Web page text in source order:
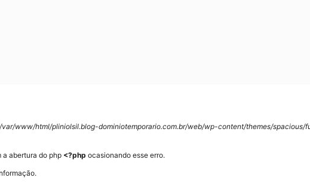
www/html/pliniolsil.blog-dominiotemporario.com.br/web/wp-content/themes/spacious/
a abertura do php <?php ocasionando esse erro.